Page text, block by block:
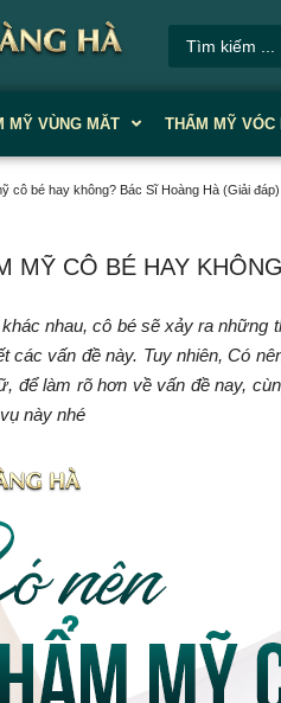
MỸ VÙNG MĂT THẨM MỸ VÓC
cô bé hay không? Bác Sĩ Hoàng Hà (Giải đáp)
MỸ CÔ BÉ HAY
nhau, cô bé sẽ xảy ra
các vấn đề này. Tuy nhiên, Có
để làm rõ hơn về vấn đề nay,
này nhé